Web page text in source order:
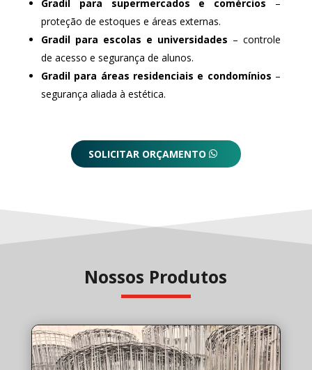
Gradil para supermercados e comércios –
proteção de estoques e áreas externas.
Gradil para escolas e universidades – controle
de acesso e segurança de alunos.
Gradil para áreas residenciais e condomínios –
segurança aliada à estética.
SOLICITAR ORÇAMENTO
Nossos Produtos